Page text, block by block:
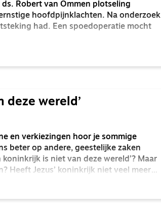
Robert van Ommen plotseling
hoofdpijnklachten. Na onderzoek
had. Een spoedoperatie mocht
zijn vrouw Esther en hun dochtertje
hoogzwanger is, weggerukt.
wereld’
en verkiezingen hoor je sommige
beter op andere, geestelijke zaken
is niet van deze wereld’? Maar
Heeft Jezus’ koninkrijk niet veel meer
dan we vaak denken?